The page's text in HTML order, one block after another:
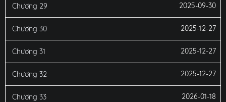
Chương 29 2025-09-30
Chương 30 2025-12-27
Chương 31 2025-12-27
Chương 32 2025-12-27
Chương 33 2026-01-18